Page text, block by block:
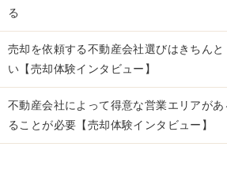
る
売却を依頼する不動産会社選びはきちん
い【売却体験インタビュー】
不動産会社によって得意な営業エリアが
ることが必要【売却体験インタビュー】